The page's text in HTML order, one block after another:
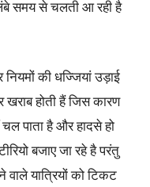
समय से चलती आ रही है
की धज्जियां उड़ाई
होती हैं जिस कारण
पाता है और हादसे हो
बजाए जा रहे है परंतु
वाले यात्रियों को टिकट